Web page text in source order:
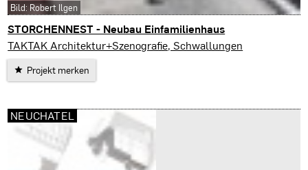
STORCHENNEST - Neubau Einfamilienhaus
Schwallungen (D)
TAKTAK Architektur+Szenografie, Schwallungen
Projekt merken
Bild: Robert Ilgen
NEUCHATEL